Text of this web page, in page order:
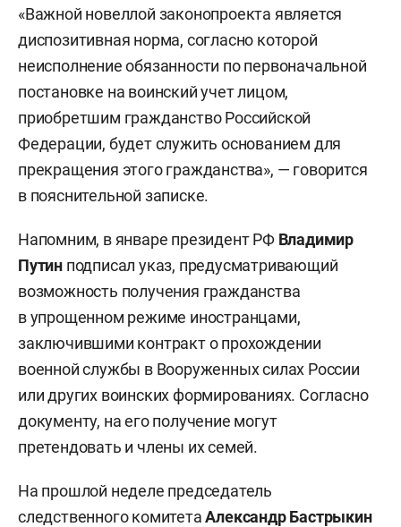
«Важной новеллой законопроекта является
диспозитивная норма, согласно которой
неисполнение обязанности по первоначальной
постановке на воинский учет лицом,
приобретшим гражданство Российской
Федерации, будет служить основанием для
прекращения этого гражданства», — говорится
в пояснительной записке.
Напомним, в январе президент РФ Владимир
Путин подписал указ, предусматривающий
возможность получения гражданства
в упрощенном режиме иностранцами,
заключившими контракт о прохождении
военной службы в Вооруженных силах России
или других воинских формированиях. Согласно
документу, на его получение могут
претендовать и члены их семей.
На прошлой неделе председатель
следственного комитетаАлександр Бастрыкин